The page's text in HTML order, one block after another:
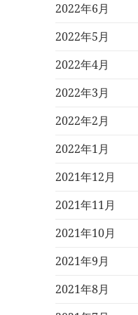
2022年6月
2022年5月
2022年4月
2022年3月
2022年2月
2022年1月
2021年12月
2021年11月
2021年10月
2021年9月
2021年8月